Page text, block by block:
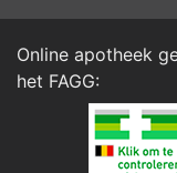
Online apotheek
het FAGG: